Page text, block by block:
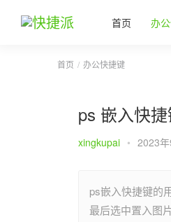
首页 办
首页 办公快捷键
ps 嵌入快捷
xingkupai • 2023
ps嵌入快捷键的
最后选中置入图